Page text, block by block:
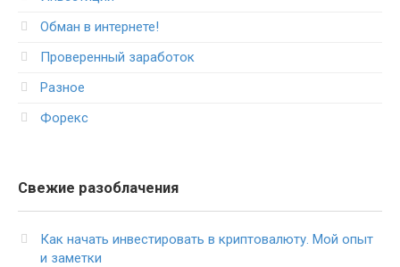
Обман в интернете!
Проверенный заработок
Разное
Форекс
Свежие разоблачения
Как начать инвестировать в криптовалюту. Мой опыт
и заметки